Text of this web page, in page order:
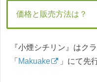
価格と販売方法は？
『小煙シチリン』はク
「 Makuake 」にて先